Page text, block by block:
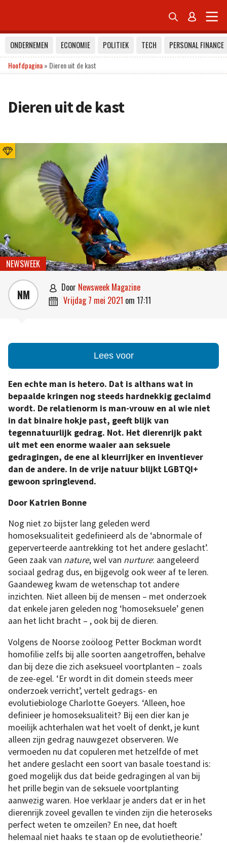
 
ONDERNEMEN ECONOMIE POLITIEK TECH
PERSONAL FINANCE
Hoofdpagina» Dieren uit de kast
Dieren uit de kast
NEWSWEEK
NM  door Newsweek Magazine
 vrijdag 7 mei 2021 om 17:11
Lees voor
Een echte man is hetero. Dat is althans wat in
bepaalde kringen nog steeds hardnekkig geclaimd
wordt. De relatienorm is man-vrouw en al wie niet
in dat binaire hokje past, geeft blijk van
tegennatuurlijk gedrag. Not. Het dierenrijk pakt
uit met een enorme waaier aan seksuele
gedragingen, de ene al kleurrijker en inventiever
dan de andere. In de vrije natuur blijkt LGBTQI+
gewoon springlevend.
Door Katrien Bonne
Nog niet zo bijster lang geleden werd
homoseksualiteit gedefinieerd als de ‘abnormale of
geperverteerde aantrekking tot het andere geslacht’.
Geen zaak van nature, wel van nurture: aangeleerd
sociaal gedrag dus, en bijgevolg ook weer af te leren.
Gaandeweg kwam de wetenschap tot andere
inzichten. Niet alleen bij de mensen – met onderzoek
dat enkele jaren geleden nog ‘homoseksuele’ genen
aan het licht bracht – , ook bij de dieren.
Volgens de Noorse zoöloog Petter Bockman wordt
homofilie zelfs bij alle soorten aangetroffen, behalve
dan bij deze die zich aseksueel voortplanten – zoals
de zee-egel. ‘Er wordt in dit domein steeds meer
onderzoek verricht’, vertelt gedrags- en
evolutiebiologe Charlotte Goeyers. ‘Alleen, hoe
definieer je homoseksualiteit? Bij een dier kan je
moeilijk achterhalen wat het voelt of denkt, je kunt
alleen zijn gedrag nauwgezet observeren. We
vermoeden nu dat copuleren met hetzelfde of met
het andere geslacht een soort van basale toestand is:
goed mogelijk dus dat beide gedragingen al van bij
het prille begin van de seksuele voortplanting
aanwezig waren. Hoe verklaar je anders dat er in het
dierenrijk zoveel gevallen te vinden zijn die heteroseks
perfect weten te omzeilen? En nee, dat hoeft
helemaal niet haaks te staan op de evolutietheorie.’